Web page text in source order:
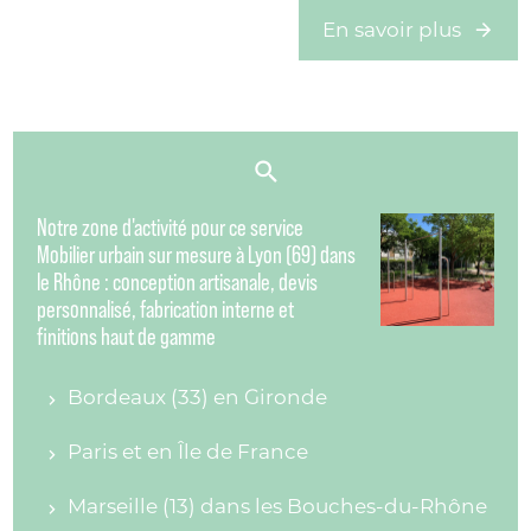
En savoir plus
Notre zone d'activité pour ce service
Mobilier urbain sur mesure à Lyon (69) dans
le Rhône : conception artisanale, devis
personnalisé, fabrication interne et
finitions haut de gamme
Bordeaux (33) en Gironde
Paris et en Île de France
Marseille (13) dans les Bouches-du-Rhône